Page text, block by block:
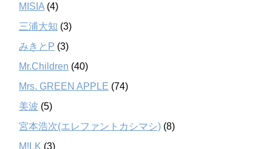
MISIA (4)
三浦大知 (3)
みきとP (3)
Mr.Children (40)
Mrs. GREEN APPLE (74)
美波 (5)
宮本浩次(エレファントカシマシ) (8)
M!LK (3)